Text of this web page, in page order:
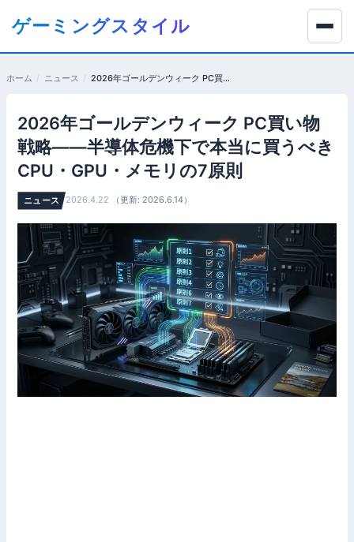
ツ
ゲーミングスタイル
ホーム ニュース 2026年ゴールデンウィーク PC買い物戦略——半導体危機下で本当に買うべきCPU・GPU・メモリの7原則
2026年ゴールデンウィーク PC買い物
戦略——半導体危機下で本当に買うべき
CPU・GPU・メモリの7原則
ニュース 2026.4.22 （更新: 2026.6.14）